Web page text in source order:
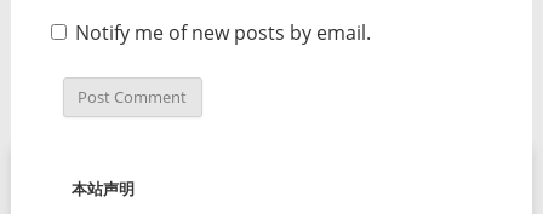
Notify me of new posts by email.
本站声明